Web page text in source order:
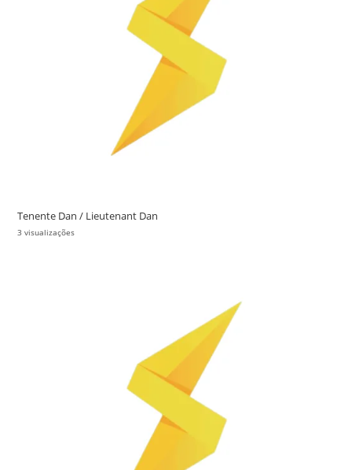
Tenente Dan / Lieutenant Dan
3 visualizações